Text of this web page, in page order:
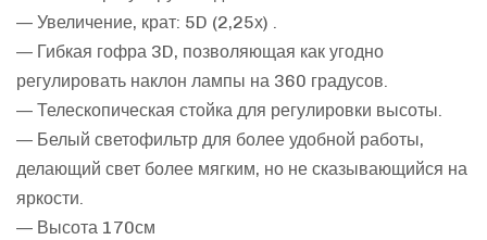
— Увеличение, крат: 5D (2,25х) .
— Гибкая гофра 3D, позволяющая как угодно
регулировать наклон лампы на 360 градусов.
— Телескопическая стойка для регулировки высоты.
— Белый светофильтр для более удобной работы,
делающий свет более мягким, но не сказывающийся на
яркости.
— Высота 170см